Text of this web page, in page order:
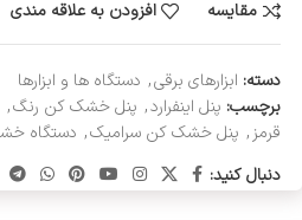
مقایسه
افزودن به علاقه مندی
دسته: ابزارهای برقی, دستگاه ها و ابزارها
برچسب: پنل اینفرارد, پنل خشک کن رنگ,
قرمز, پنل خشک کن سرامیک, دستگاه
دنبال کنید: